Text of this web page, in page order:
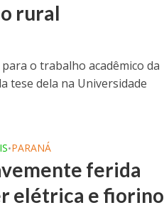
rural
o trabalho acadêmico da
tese dela na Universidade
•PARANÁ
ferida
elétrica e fiorino